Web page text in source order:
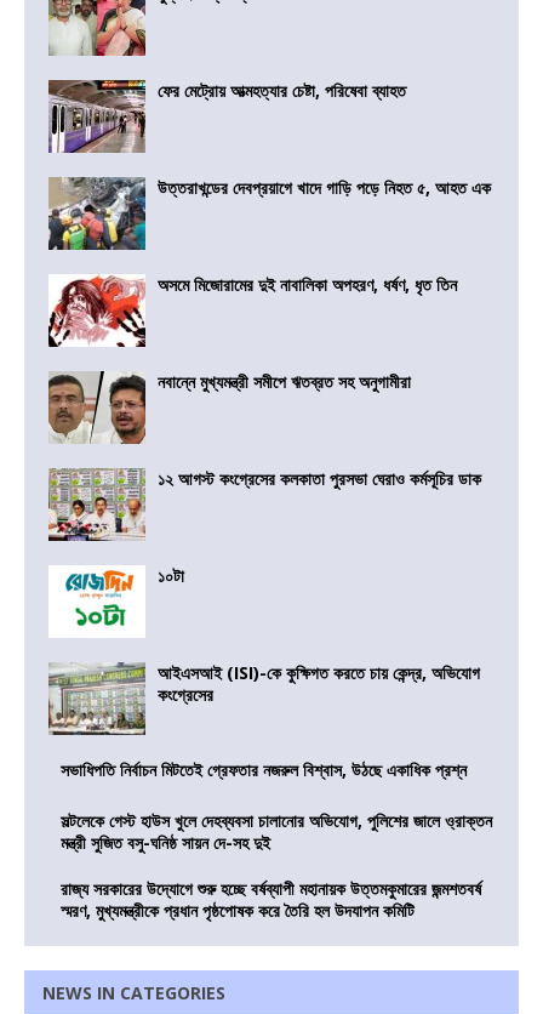
ফের মেট্রোয় আত্মহত্যার চেষ্টা, পরিষেবা ব্যাহত
উত্তরাখন্ডের দেবপ্রয়াগে খাদে গাড়ি পড়ে নিহত ৫, আহত এক
অসমে মিজোরামের দুই নাবালিকা অপহরণ, ধর্ষণ, ধৃত তিন
নবান্নে মুখ্যমন্ত্রী সমীপে ঋতব্রত সহ অনুগামীরা
১২ আগস্ট কংগ্রেসের কলকাতা পুরসভা ঘেরাও কর্মসূচির ডাক
১০টা
আইএসআই (ISI)-কে কুক্ষিগত করতে চায় কেন্দ্র, অভিযোগ
কংগ্রেসের
সভাধিপতি নির্বাচন মিটতেই গ্রেফতার নজরুল বিশ্বাস, উঠছে একাধিক প্রশ্ন
সল্টলেকে গেস্ট হাউস খুলে দেহব্যবসা চালানোর অভিযোগ, পুলিশের জালে ও্রাক্তন
মন্ত্রী সুজিত বসু-ঘনিষ্ঠ সায়ন দে-সহ দুই
রাজ্য সরকারের উদ্যোগে শুরু হচ্ছে বর্ষব্যাপী মহানায়ক উত্তমকুমারের জন্মশতবর্ষ
স্মরণ, মুখ্যমন্ত্রীকে প্রধান পৃষ্ঠপোষক করে তৈরি হল উদযাপন কমিটি
NEWS IN CATEGORIES